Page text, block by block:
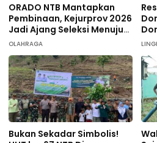
ORADO NTB Mantapkan
Pembinaan, Kejurprov 2026
Jadi Ajang Seleksi Menuju
Nasional
OLAHRAGA
Bukan Sekadar Simbolis!